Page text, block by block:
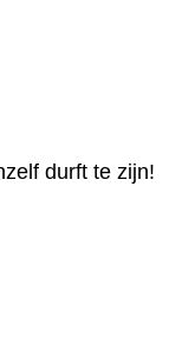
durft te zijn!